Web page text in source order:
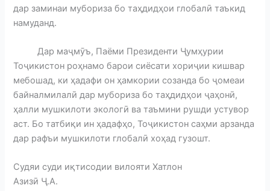
дар заминаи мубориза бо таҳдидҳои глобалӣ таъкид
намуданд.
Дар маҷмӯъ, Паёми Президенти Ҷумҳурии
Тоҷикистон роҳнамо барои сиёсати хориҷии кишвар
мебошад, ки ҳадафи он ҳамкории созанда бо ҷомеаи
байналмилалӣ дар мубориза бо таҳдидҳои ҷаҳонӣ,
ҳалли мушкилоти экологӣ ва таъмини рушди устувор
аст. Бо татбиқи ин ҳадафҳо, Тоҷикистон саҳми арзанда
дар рафъи мушкилоти глобалӣ хоҳад гузошт.
Судяи суди иқтисодии вилояти Хатлон
Азизӣ Ҷ.А.